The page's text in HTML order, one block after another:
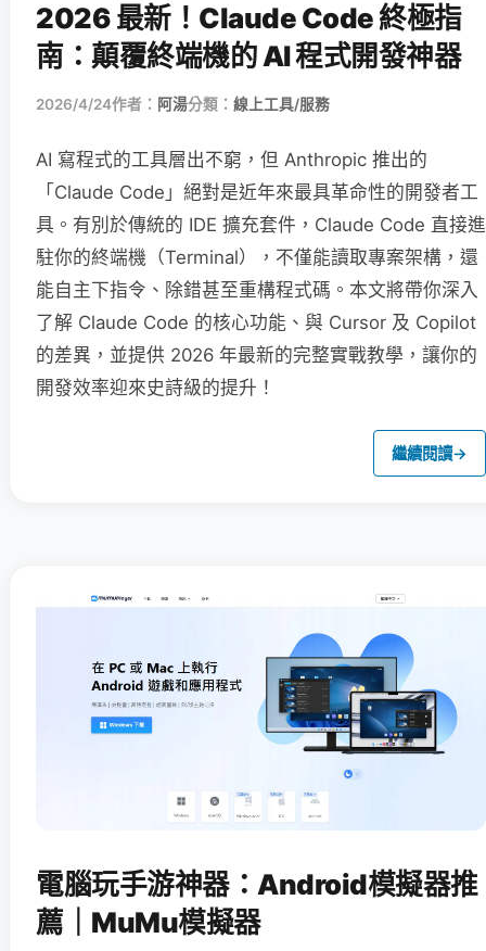
2026 最新！Claude Code 終極指
南：顛覆終端機的 AI 程式開發神器
2026/4/24作者： 阿湯分類： 線上工具/服務
AI 寫程式的工具層出不窮，但 Anthropic 推出的
「Claude Code」絕對是近年來最具革命性的開發者工
具。有別於傳統的 IDE 擴充套件，Claude Code 直接進
駐你的終端機（Terminal），不僅能讀取專案架構，還
能自主下指令、除錯甚至重構程式碼。本文將帶你深入
了解 Claude Code 的核心功能、與 Cursor 及 Copilot
的差異，並提供 2026 年最新的完整實戰教學，讓你的
開發效率迎來史詩級的提升！
繼續閱讀→
電腦玩手游神器：Android模擬器推
薦｜MuMu模擬器